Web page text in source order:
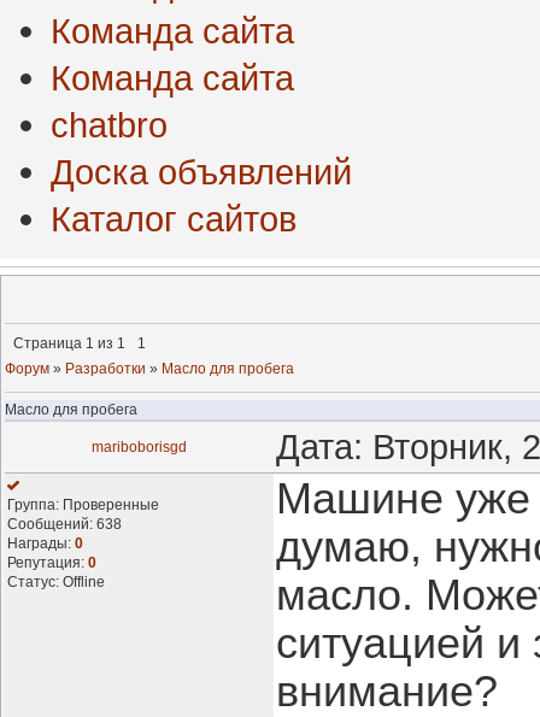
Команда сайта
Команда сайта
chatbro
Доска объявлений
Каталог сайтов
Страница 1 из 1
1
Форум » Разработки » Масло для пробега
Масло для пробега
mariboborisgd Дата: Вторник,
Группа: Проверенные
Сообщений: 638
Награды: 0
Репутация: 0
Статус: Offline
Машине уже
думаю,
масло.
ситуацией и
внимание?